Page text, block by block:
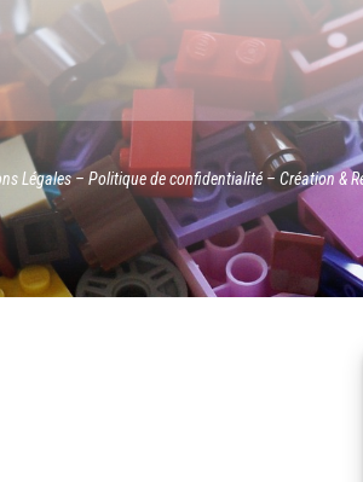
Légales– Politique de confidentialité– Création &